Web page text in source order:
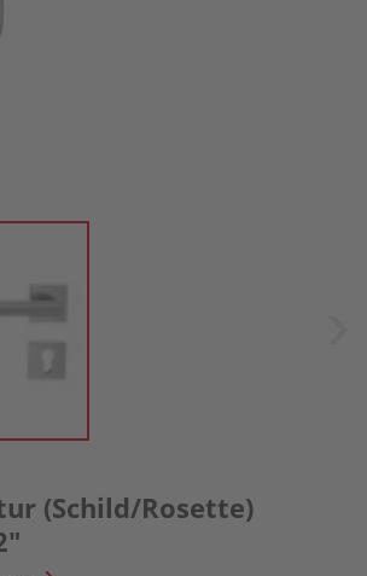
(Schild/Rosette)